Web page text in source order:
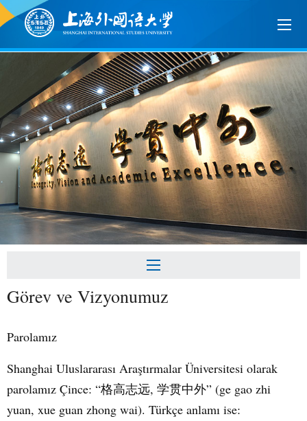
Görev ve Vizyonumuz
Parolamız
Shanghai Uluslararası Araştırmalar Üniversitesi olarak
parolamız Çince: “格高志远, 学贯中外” (ge gao zhi
yuan, xue guan zhong wai). Türkçe anlamı ise: